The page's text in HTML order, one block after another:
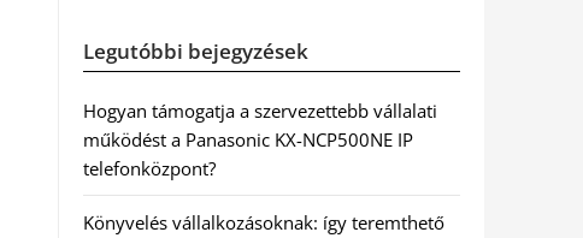
Legutóbbi bejegyzések
Hogyan támogatja a szervezettebb vállalati
működést a Panasonic KX-NCP500NE IP
telefonközpont?
Könyvelés vállalkozásoknak: így teremthető